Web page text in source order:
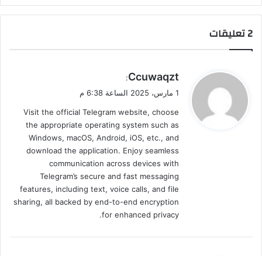
‫2 تعليقات
ي
ق
ل
Ccuwaqzt
:
1 مارس، 2025 الساعة 6:38 م
Visit the official Telegram website, choose
the appropriate operating system such as
Windows, macOS, Android, iOS, etc., and
download the application. Enjoy seamless
communication across devices with
Telegram’s secure and fast messaging
features, including text, voice calls, and file
sharing, all backed by end-to-end encryption
for enhanced privacy.